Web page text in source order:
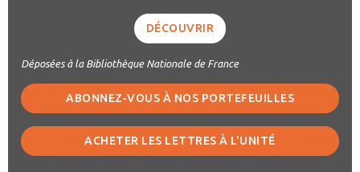
DÉCOUVRIR
Déposées à la Bibliothèque Nationale de France
ABONNEZ-VOUS À NOS PORTEFEUILLES
ACHETER LES LETTRES À L'UNITÉ